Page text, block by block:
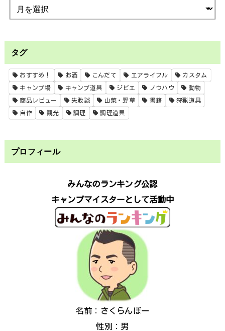
タグ
おすすめ！ お酒 こんだて エアライフル カスタム
キャンプ場 キャンプ道具 ジビエ ノウハウ 動物
商品レビュー 失敗談 山菜・野草 書籍 狩猟道具
自作 観光 調理 調理道具
プロフィール
みんなのランキング公認
キャンプマイスターとして活動中
名前：さくらんぼー
性別：男